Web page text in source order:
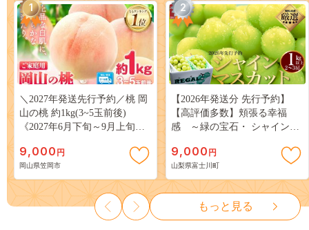
1
＼2027年発送先行予約／桃 岡
山の桃 約1kg(3~5玉前後)
《2027年6月下旬～9月上旬頃
岡山 はくとう スイーツ フル
ーツ 果物 デザート 旬 モモ も
も 先行予約 送料無料 果物 岡
山県 笠岡市 清水白桃 白鳳 白
麗 クール便---
kasaoka_zsy_419_100---
9,000 円
岡山県笠岡市
2
【2026年発送分 先行予約】
【高評価多数】頬張る幸福
感 ～緑の宝石・ シャインマ
３房） フルーツ 山梨県産 果
物 くだもの シャイン マスカ
ット ぶどう ブドウ 葡萄 大粒
種なし 先行予約 富士川町
10000円 一万円 9000円 九千円
9,000 円
山梨県富士川町
もっと見る